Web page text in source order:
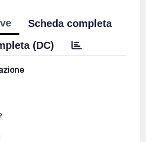
Scheda completa
(DC)